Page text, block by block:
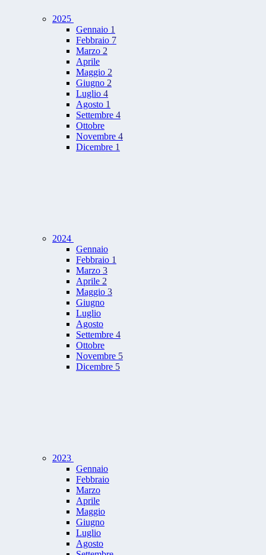
2025
Gennaio 1
Febbraio 7
Marzo 2
Aprile
Maggio 2
Giugno 2
Luglio 4
Agosto 1
Settembre 4
Ottobre
Novembre 4
Dicembre 1
2024
Gennaio
Febbraio 1
Marzo 3
Aprile 2
Maggio 3
Giugno
Luglio
Agosto
Settembre 4
Ottobre
Novembre 5
Dicembre 5
2023
Gennaio
Febbraio
Marzo
Aprile
Maggio
Giugno
Luglio
Agosto